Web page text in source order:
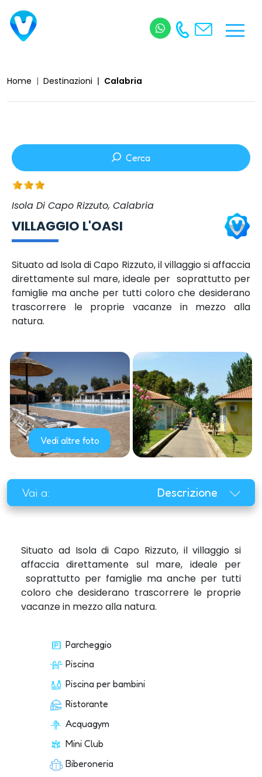
Home Destinazioni Calabria
Isola Di Capo Rizzuto, Calabria
VILLAGGIO L'OASI
Situato ad Isola di Capo Rizzuto, il villaggio si affaccia
direttamente sul mare, ideale per soprattutto per
famiglie ma anche per tutti coloro che desiderano
trascorrere le proprie vacanze in mezzo alla
natura.
Cerca
Vedi altre foto
Vai a: Descrizione
Situato ad Isola di Capo Rizzuto, il villaggio si
affaccia direttamente sul mare, ideale per
soprattutto per famiglie ma anche per tutti
coloro che desiderano trascorrere le proprie
vacanze in mezzo alla natura.
Parcheggio
Piscina
Piscina per bambini
Ristorante
Acquagym
Mini Club
Biberoneria